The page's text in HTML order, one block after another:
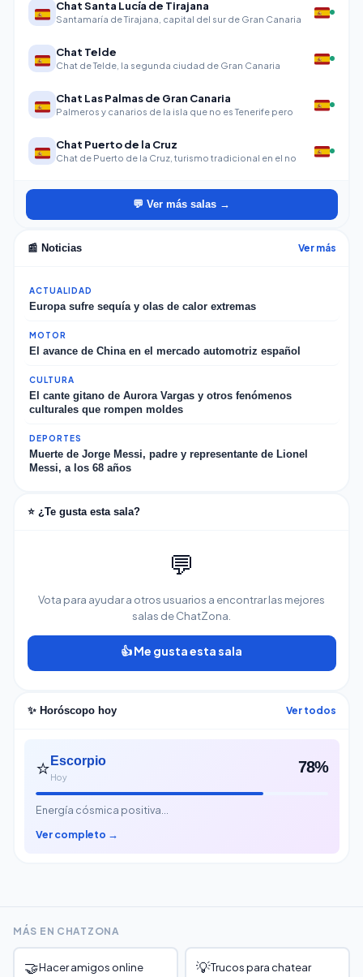
Chat Santa Lucía de Tirajana
Santamaría de Tirajana, capital del sur de Gran Canaria
Chat Telde
Chat de Telde, la segunda ciudad de Gran Canaria
Chat Las Palmas de Gran Canaria
Palmeros y canarios de la isla que no es Tenerife pero
Chat Puerto de la Cruz
Chat de Puerto de la Cruz, turismo tradicional en el no
💬 Ver más salas →
📰 Noticias Ver más
ACTUALIDAD
Europa sufre sequía y olas de calor extremas
MOTOR
El avance de China en el mercado automotriz español
CULTURA
El cante gitano de Aurora Vargas y otros fenómenos
culturales que rompen moldes
DEPORTES
Muerte de Jorge Messi, padre y representante de Lionel
Messi, a los 68 años
⭐ ¿Te gusta esta sala?
💬
Vota para ayudar a otros usuarios a encontrar las mejores
salas de ChatZona.
👍 Me gusta esta sala
✨ Horóscopo hoy Ver todos
⭐ Escorpio
Hoy
78%
Energía cósmica positiva…
Ver completo →
MÁS EN CHATZONA
🤝Hacer amigos online 💡Trucos para chatear